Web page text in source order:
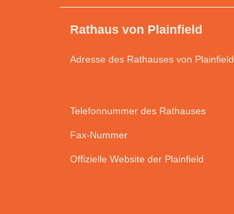
Rathaus von Plainfield
Adresse des Rathauses von Plainfield
Telefonnummer des Rathauses
Fax-Nummer
Offizielle Website der Plainfield